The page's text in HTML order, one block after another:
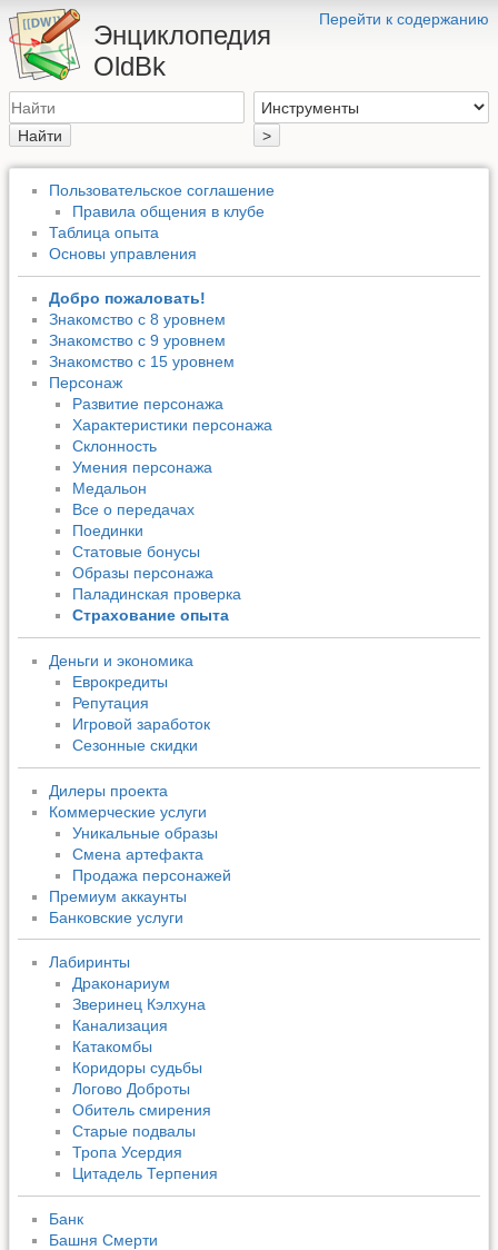
Перейти к содержанию
Энциклопедия
OldBk
Найти >
Пользовательское соглашение
Правила общения в клубе
Таблица опыта
Основы управления
Добро пожаловать!
Знакомство с 8 уровнем
Знакомство с 9 уровнем
Знакомство с 15 уровнем
Персонаж
Развитие персонажа
Характеристики персонажа
Склонность
Умения персонажа
Медальон
Все о передачах
Поединки
Статовые бонусы
Образы персонажа
Паладинская проверка
Страхование опыта
Деньги и экономика
Еврокредиты
Репутация
Игровой заработок
Сезонные скидки
Дилеры проекта
Коммерческие услуги
Уникальные образы
Смена артефакта
Продажа персонажей
Премиум аккаунты
Банковские услуги
Лабиринты
Драконариум
Зверинец Кэлхуна
Канализация
Катакомбы
Коридоры судьбы
Логово Доброты
Обитель смирения
Старые подвалы
Тропа Усердия
Цитадель Терпения
Банк
Башня Смерти